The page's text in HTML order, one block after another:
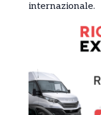
internazionale.